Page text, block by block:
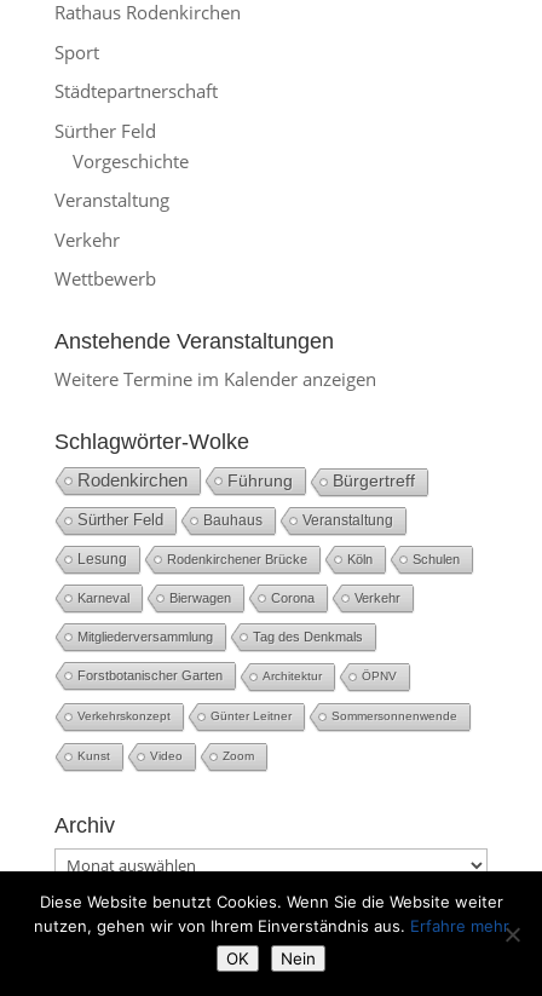
Rathaus Rodenkirchen
Sport
Städtepartnerschaft
Sürther Feld
Vorgeschichte
Veranstaltung
Verkehr
Wettbewerb
Anstehende Veranstaltungen
Weitere Termine im Kalender anzeigen
Schlagwörter-Wolke
Rodenkirchen Führung Bürgertreff
Sürther Feld Bauhaus Veranstaltung
Lesung Rodenkirchener Brücke Köln Schulen
Karneval Bierwagen Corona Verkehr
Mitgliederversammlung Tag des Denkmals
Forstbotanischer Garten Architektur ÖPNV
Verkehrskonzept Günter Leitner Sommersonnenwende
Kunst Video Zoom
Archiv
Archiv
Diese Website benutzt Cookies. Wenn Sie die Website weiter
nutzen, gehen wir von Ihrem Einverständnis aus. Erfahre mehr
OK
Nein